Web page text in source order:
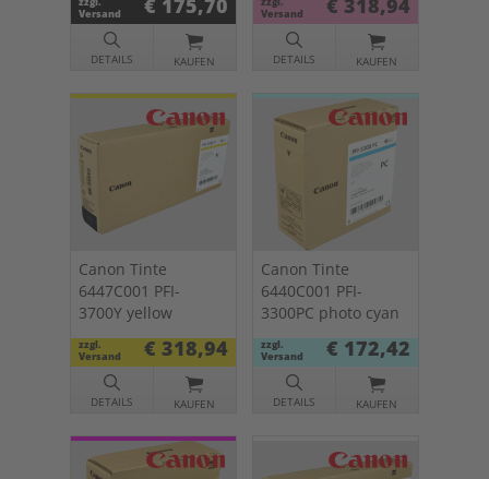
Versand
€ 175,70
DETAILS KAUFEN
Versand
€ 318,94
DETAILS KAUFEN
Canon Tinte
6447C001 PFI-
3700Y yellow
zzgl.
Versand
€ 318,94
DETAILS KAUFEN
Canon Tinte
6440C001 PFI-
3300PC photo cyan
zzgl.
Versand
€ 172,42
DETAILS KAUFEN